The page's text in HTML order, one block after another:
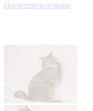
Посмотреть отзывы